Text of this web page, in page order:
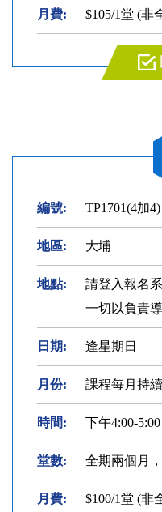
月費: $105/1堂 (非
編號: TP1701(4加4)
地區: 大埔
地點:
請登入報名
一切以負責
日期: 逢星期日
月份: 課程每月持
時間: 下午4:00-5:00
堂數: 全期兩個月
月費: $100/1堂 (非